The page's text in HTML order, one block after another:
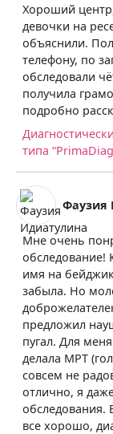
Хороший
девочки на
объяснили.
телефону, по
обследовали
получила
подробно
типа
Фаузия
Мне очень
обследование!
имя на
забыла. Но
предложил
пугал. Для
делала МРТ
совсем не
отлично, я
обследования.
все хорошо,